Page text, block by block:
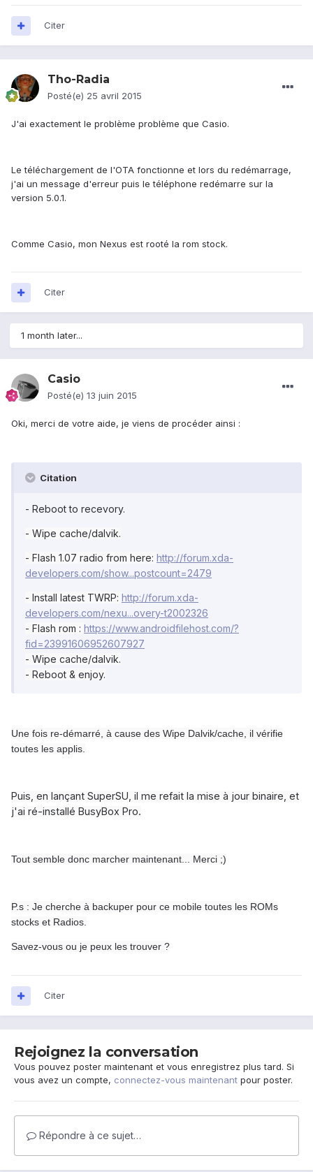
Citer
Tho-Radia
Posté(e) 25 avril 2015
J'ai exactement le problème problème que Casio.
Le téléchargement de l'OTA fonctionne et lors du redémarrage,
j'ai un message d'erreur puis le téléphone redémarre sur la
version 5.0.1.
Comme Casio, mon Nexus est rooté la rom stock.
Citer
1 month later...
Casio
Posté(e) 13 juin 2015
Oki, merci de votre aide, je viens de procéder ainsi :
Citation
- Reboot to recevory.
- Wipe cache/dalvik.
- Flash 1.07 radio from here: http://forum.xda-
developers.com/show...postcount=2479
- Install latest TWRP: http://forum.xda-
developers.com/nexu...overy-t2002326
- Flash rom : https://www.androidfilehost.com/?
fid=23991606952607927
- Wipe cache/dalvik.
- Reboot & enjoy.
Une fois re-démarré, à cause des Wipe Dalvik/cache, il vérifie
toutes les applis.
Puis, en lançant SuperSU, il me refait la mise à jour binaire, et
j'ai ré-installé BusyBox Pro.
Tout semble donc marcher maintenant... Merci ;)
P.s : Je cherche à backuper pour ce mobile toutes les ROMs
stocks et Radios.
Savez-vous ou je peux les trouver ?
Citer
Rejoignez la conversation
Vous pouvez poster maintenant et vous enregistrez plus tard. Si
vous avez un compte, connectez-vous maintenant pour poster.
Répondre à ce sujet…